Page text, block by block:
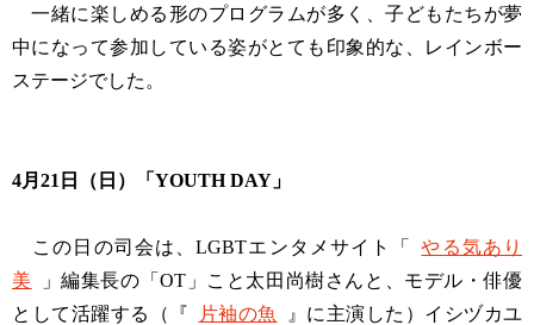
一緒に楽しめる形のプログラムが多く、子どもたちが夢
中になって参加している姿がとても印象的な、レインボー
ステージでした。
4月21日（日）「YOUTH DAY」
この日の司会は、LGBTエンタメサイト「
やる気あり
美
」編集長の「OT」こと太田尚樹さんと、モデル・俳優
として活躍する（『
片袖の魚
』に主演した）イシヅカユ